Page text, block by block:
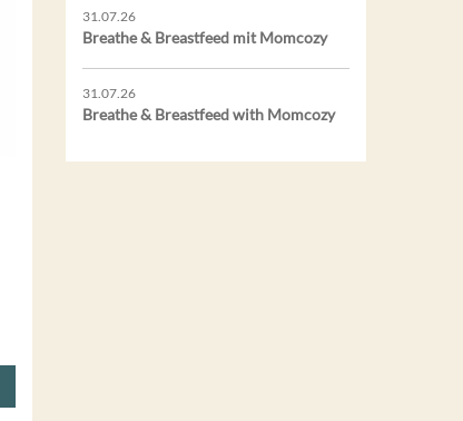
31.07.26
Breathe & Breastfeed mit Momcozy
31.07.26
Breathe & Breastfeed with Momcozy